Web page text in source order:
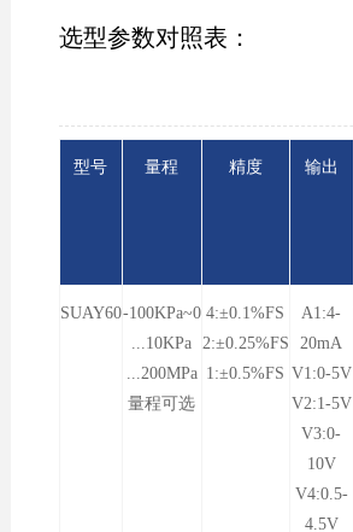
选型参数对照表：
型号 量程 精度 输出
SUAY60-100KPa~0
...10KPa
...200MPa
量程可选
4:±0.1%FS
2:±0.25%FS
1:±0.5%FS
A1:4-
20mA
V1:0-5V
V2:1-5V
V3:0-
10V
V4:0.5-
4.5V